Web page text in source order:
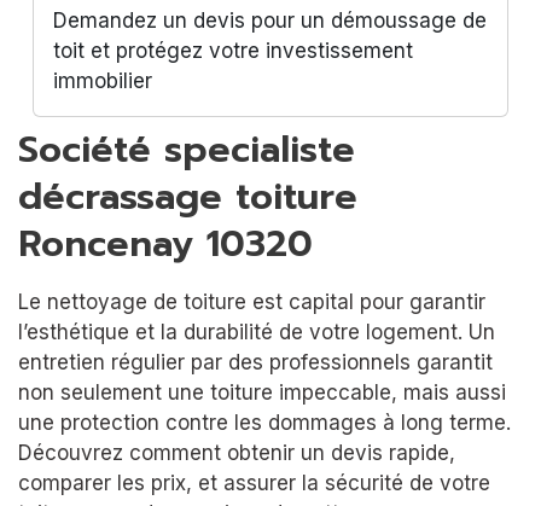
Demandez un devis pour un démoussage de
toit et protégez votre investissement
immobilier
Société specialiste
décrassage toiture
Roncenay 10320
Le nettoyage de toiture est capital pour garantir
l’esthétique et la durabilité de votre logement. Un
entretien régulier par des professionnels garantit
non seulement une toiture impeccable, mais aussi
une protection contre les dommages à long terme.
Découvrez comment obtenir un devis rapide,
comparer les prix, et assurer la sécurité de votre